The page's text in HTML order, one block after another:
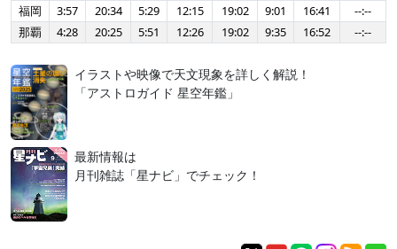
福岡
3:57 20:34 5:29 12:15 19:02 9:01 16:41
--:--
那覇
4:28 20:25 5:51 12:26 19:02 9:35 16:52 --:--
イラストや映像で天文現象を詳しく解説！
「アストロガイド 星空年鑑」
最新情報は
月刊雑誌「星ナビ」でチェック！